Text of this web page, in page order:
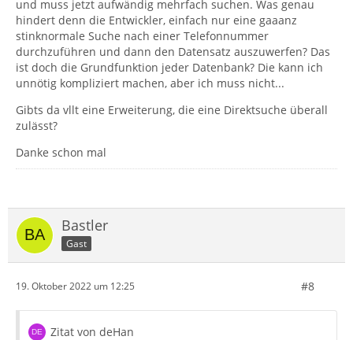
und muss jetzt aufwändig mehrfach suchen. Was genau
hindert denn die Entwickler, einfach nur eine gaaanz
stinknormale Suche nach einer Telefonnummer
durchzuführen und dann den Datensatz auszuwerfen? Das
ist doch die Grundfunktion jeder Datenbank? Die kann ich
unnötig kompliziert machen, aber ich muss nicht...
Gibts da vllt eine Erweiterung, die eine Direktsuche überall
zulässt?
Danke schon mal
Bastler
Gast
19. Oktober 2022 um 12:25 #8
Zitat von deHan